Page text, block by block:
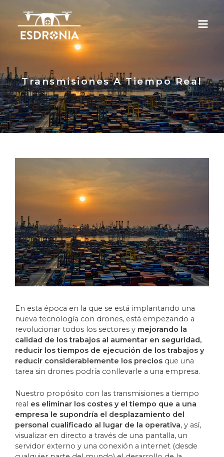
Transmisiones A Tiempo Real
En esta época en la que se está implantando una
nueva tecnología con drones, está empezando a
revolucionar todos los sectores y mejorando la
calidad de los trabajos al aumentar en seguridad,
reducir los tiempos de ejecución de los trabajos y
reducir considerablemente los precios que una
tarea sin drones podría conllevarle a una empresa.
Nuestro propósito con las transmisiones a tiempo
real es eliminar los costes y el tiempo que a una
empresa le supondría el desplazamiento del
personal cualificado al lugar de la operativa, y así,
visualizar en directo a través de una pantalla, un
servidor externo y una conexión a internet (desde